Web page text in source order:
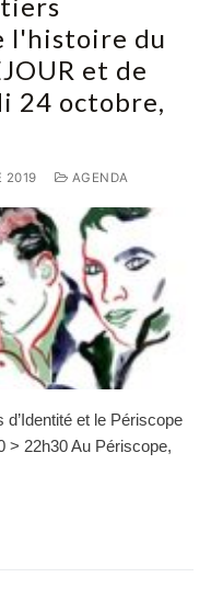
l'histoire du
et de
24 octobre,
2019 AGENDA
et le Périscope
> 22h30 Au Périscope,